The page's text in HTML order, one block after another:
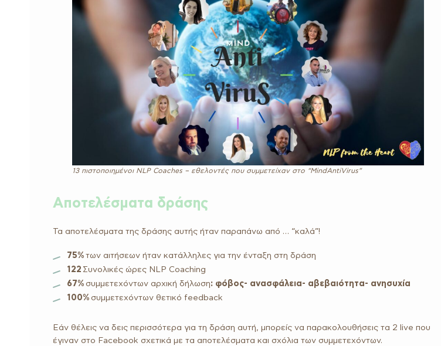
13 πιστοποιημένοι NLP Coaches – εθελοντές που συμμετείχαν στο “MindAntiVirus”
Αποτελέσματα δράσης
Τα αποτελέσματα της δράσης αυτής ήταν παραπάνω από … “καλά”!
75%των αιτήσεων ήταν κατάλληλες για την ένταξη στη δράση
122 Συνολικές ώρες NLP Coaching
67%συμμετεχόντων αρχική δήλωση: φόβος- ανασφάλεια- αβεβαιότητα- ανησυχία
100% συμμετεχόντων θετικό feedback
Εάν θέλεις να δεις περισσότερα για τη δράση αυτή, μπορείς να παρακολουθήσεις τα 2 live που
έγιναν στο Facebook σχετικά με τα αποτελέσματα και σχόλια των συμμετεχόντων.